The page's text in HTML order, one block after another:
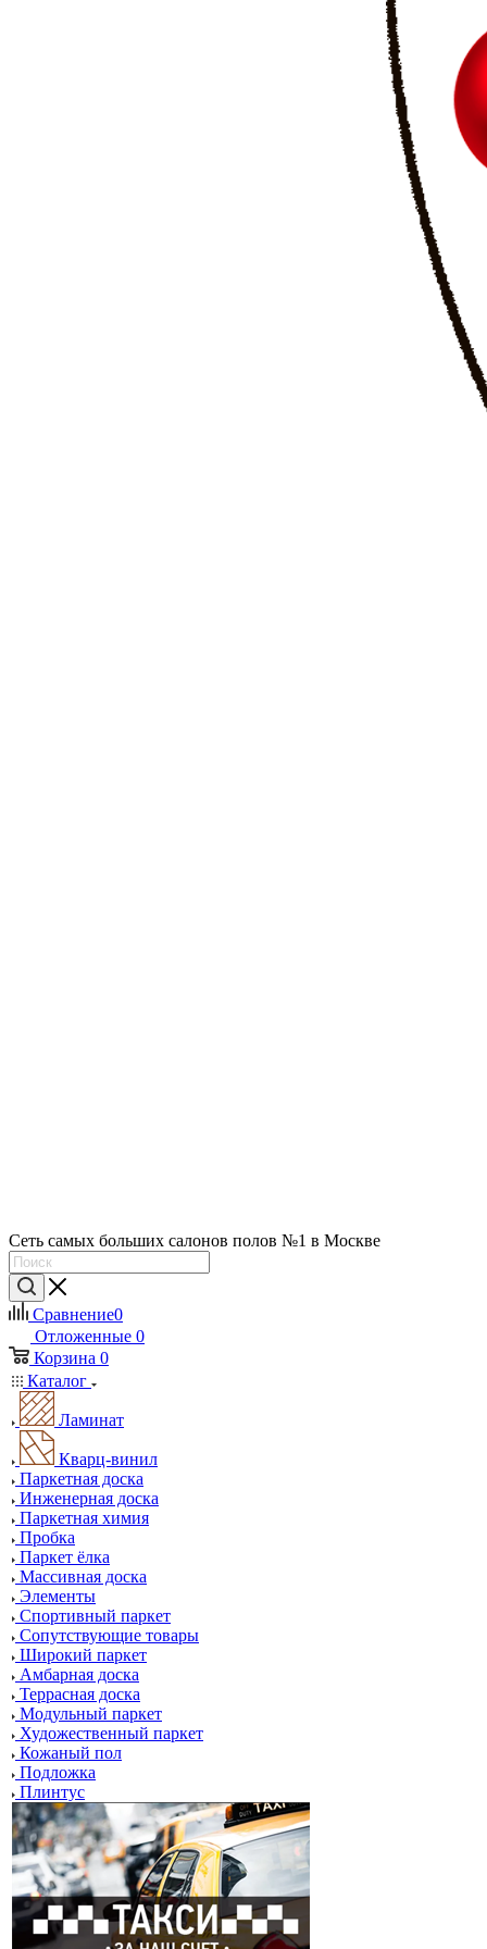
Сеть самых больших салонов полов №1 в Москве
Сравнение0
Отложенные 0
Корзина 0
Каталог
Ламинат
Кварц-винил
Паркетная доска
Инженерная доска
Паркетная химия
Пробка
Паркет ёлка
Массивная доска
Элементы
Спортивный паркет
Сопутствующие товары
Широкий паркет
Амбарная доска
Террасная доска
Модульный паркет
Художественный паркет
Кожаный пол
Подложка
Плинтус